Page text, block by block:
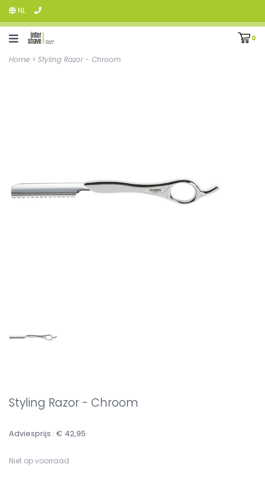
NL
0
Home > Styling Razor - Chroom
Styling Razor - Chroom
Adviesprijs : € 42,95
Niet op voorraad